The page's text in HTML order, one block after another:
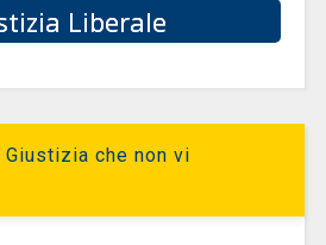
Liberale
Giustizia che non vi